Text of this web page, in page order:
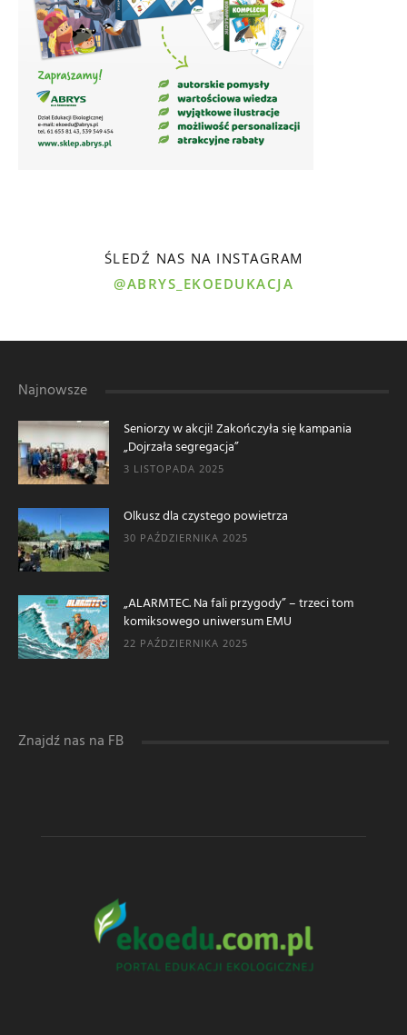
ŚLEDŹ NAS NA INSTAGRAM
@ABRYS_EKOEDUKACJA
Najnowsze
Seniorzy w akcji! Zakończyła się kampania
„Dojrzała segregacja”
3 LISTOPADA 2025
Olkusz dla czystego powietrza
30 PAŹDZIERNIKA 2025
„ALARMTEC. Na fali przygody” – trzeci tom
komiksowego uniwersum EMU
22 PAŹDZIERNIKA 2025
Znajdź nas na FB